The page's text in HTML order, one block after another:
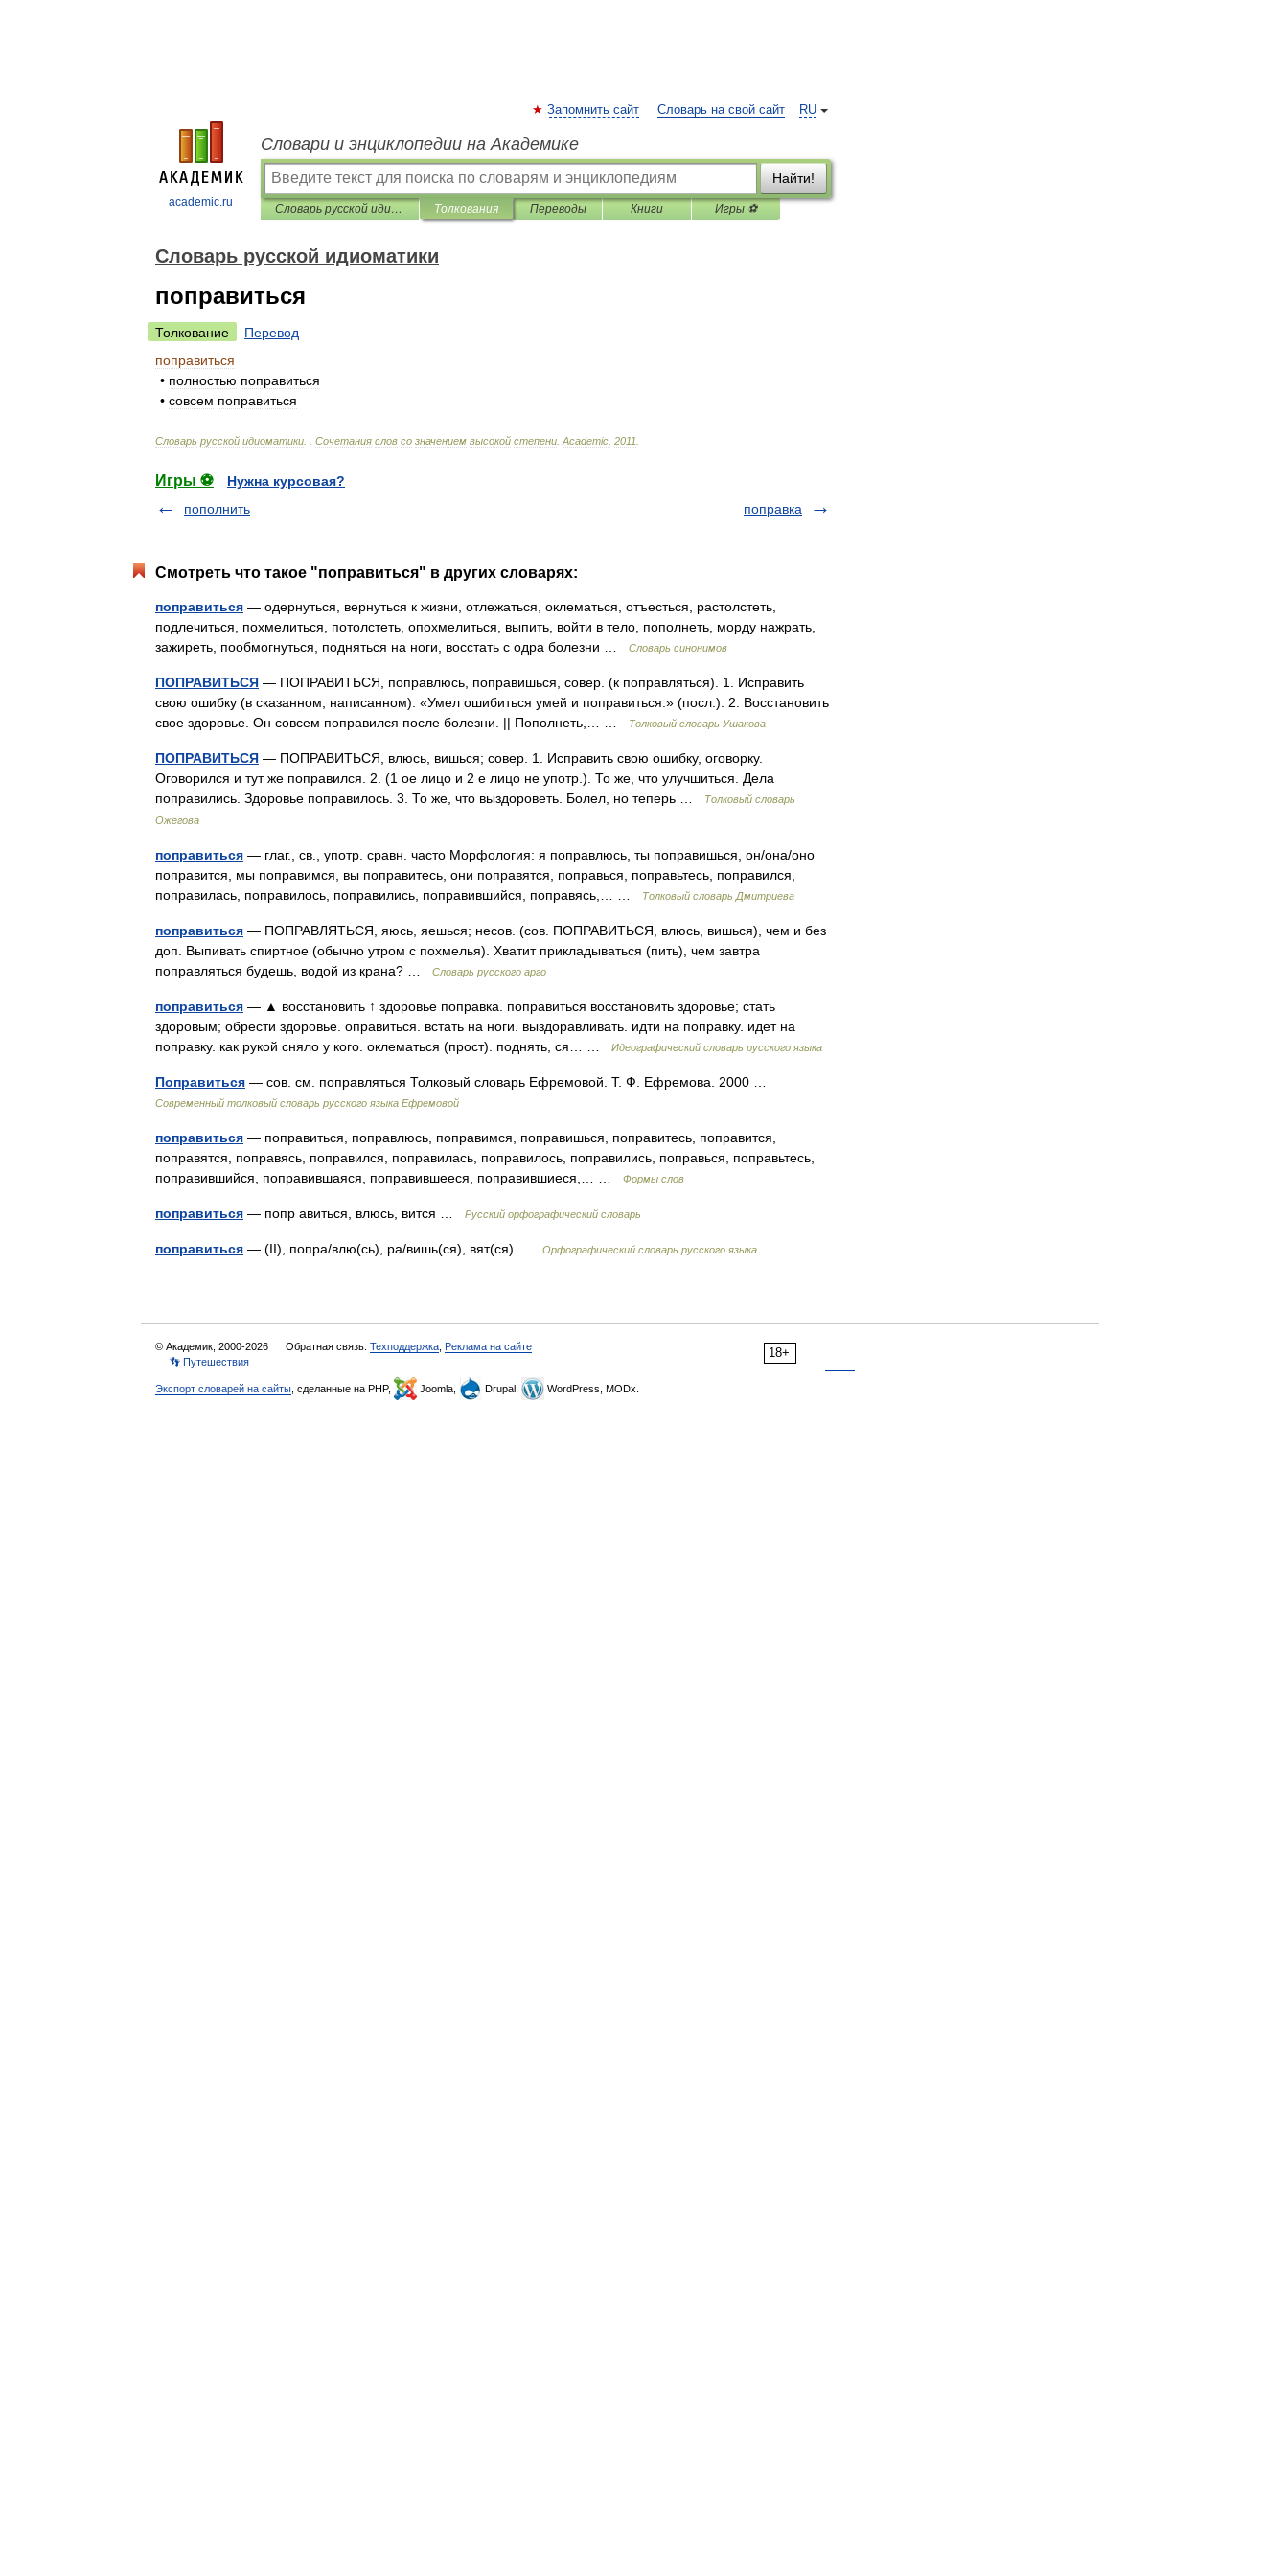
academic.ru
RU
Запомнить сайт Словарь на свой сайт
Словари и энциклопедии на Академике
Найти!
Словарь русской идиоматики Толкования Переводы Книги Игры ⚽
Словарь русской идиоматики
поправиться
Толкование
Перевод
поправиться
• полностью поправиться
• совсем поправиться
Словарь русской идиоматики Сочетания слов со значением высокой степени Academic 2011
Игры ⚽
Нужна курсовая?
пополнить
поправка
Смотреть что такое "поправиться" в других словарях:
поправиться — одернуться, вернуться к жизни, отлежаться, оклематься, отъесться, растолстеть,
подлечиться, похмелиться, потолстеть, опохмелиться, выпить, войти в тело, пополнеть, морду нажрать,
зажиреть, пообмогнуться, подняться на ноги, восстать с одра болезни …
Словарь синонимов
ПОПРАВИТЬСЯ — ПОПРАВИТЬСЯ, поправлюсь, поправишься, совер. (к поправляться). 1. Исправить
свою ошибку (в сказанном, написанном). «Умел ошибиться умей и поправиться.» (посл.). 2. Восстановить
свое здоровье. Он совсем поправился после болезни. || Пополнеть,… …
Толковый словарь Ушакова
ПОПРАВИТЬСЯ — ПОПРАВИТЬСЯ, влюсь, вишься; совер. 1. Исправить свою ошибку, оговорку.
Оговорился и тут же поправился. 2. (1 ое лицо и 2 е лицо не употр.). То же, что улучшиться. Дела
поправились. Здоровье поправилось. 3. То же, что выздороветь. Болел, но теперь …
Толковый словарь
Ожегова
поправиться — глаг., св., употр. сравн. часто Морфология: я поправлюсь, ты поправишься, он/она/оно
поправится, мы поправимся, вы поправитесь, они поправятся, поправься, поправьтесь, поправился,
поправилась, поправилось, поправились, поправившийся, поправясь,… …
Толковый словарь Дмитриева
поправиться — ПОПРАВЛЯТЬСЯ, яюсь, яешься; несов. (сов. ПОПРАВИТЬСЯ, влюсь, вишься), чем и без
доп. Выпивать спиртное (обычно утром с похмелья). Хватит прикладываться (пить), чем завтра
поправляться будешь, водой из крана? …
Словарь русского арго
поправиться — ▲ восстановить ↑ здоровье поправка. поправиться восстановить здоровье; стать
здоровым; обрести здоровье. оправиться. встать на ноги. выздоравливать. идти на поправку. идет на
поправку. как рукой сняло у кого. оклематься (прост). поднять, ся… …
Идеографический словарь русского языка
Поправиться — сов. см. поправляться Толковый словарь Ефремовой. Т. Ф. Ефремова. 2000 …
Современный толковый словарь русского языка Ефремовой
поправиться — поправиться, поправлюсь, поправимся, поправишься, поправитесь, поправится,
поправятся, поправясь, поправился, поправилась, поправилось, поправились, поправься, поправьтесь,
поправившийся, поправившаяся, поправившееся, поправившиеся,… …
Формы слов
поправиться — попр авиться, влюсь, вится … Русский орфографический словарь
поправиться — (II), попра/влю(сь), ра/вишь(ся), вят(ся) … Орфографический словарь русского языка
18+
© Академик, 2000-2026 Обратная связь: Техподдержка Реклама на сайте
👣 Путешествия
Экспорт словарей на сайты , сделанные на PHP, Joomla, Drupal, WordPress, MODx.